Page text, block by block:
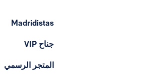
Madridistas
جناح VIP
المتجر الرسمي